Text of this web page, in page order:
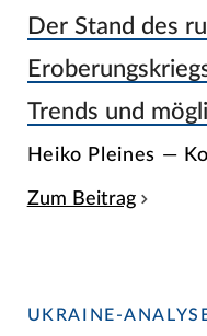
Der Stand des
Trends und
Heiko Pleines —
Zum Beitrag
UKRAINE-